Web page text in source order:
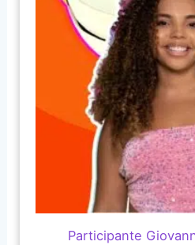
Participante